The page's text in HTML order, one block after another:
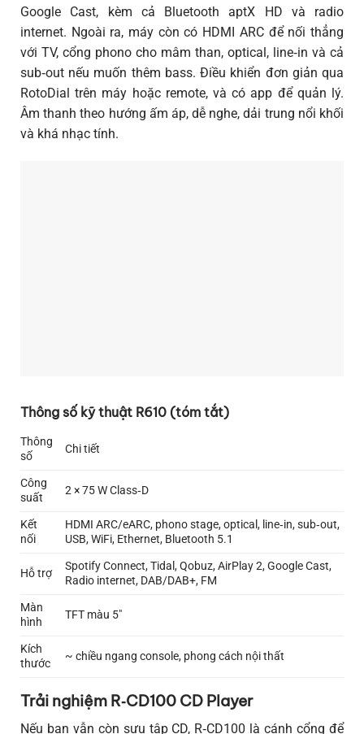
Google Cast, kèm cả Bluetooth aptX HD và radio
internet. Ngoài ra, máy còn có HDMI ARC để nối thẳng
với TV, cổng phono cho mâm than, optical, line‑in và cả
sub‑out nếu muốn thêm bass. Điều khiển đơn giản qua
RotoDial trên máy hoặc remote, và có app để quản lý.
Âm thanh theo hướng ấm áp, dễ nghe, dải trung nổi khối
và khá nhạc tính.
Thông số kỹ thuật R610 (tóm tắt)
Thông
số
Chi tiết
Công
suất
2 × 75 W Class‑D
Kết
nối
HDMI ARC/eARC, phono stage, optical, line‑in, sub‑out,
USB, WiFi, Ethernet, Bluetooth 5.1
Hỗ trợ
Spotify Connect, Tidal, Qobuz, AirPlay 2, Google Cast,
Radio internet, DAB/DAB+, FM
Màn
hình
TFT màu 5″
Kích
thước
~ chiều ngang console, phong cách nội thất
Trải nghiệm R‑CD100 CD Player
Nếu bạn vẫn còn sưu tập CD, R‑CD100 là cánh cổng để